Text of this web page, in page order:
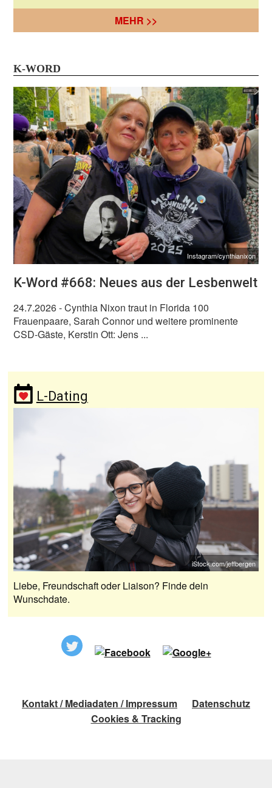
MEHR >>
K-WORD
Instagram/cynthianixon
K-Word #668: Neues aus der Lesbenwelt
24.7.2026- Cynthia Nixon traut in Florida 100
Frauenpaare, Sarah Connor und weitere prominente
CSD-Gäste, Kerstin Ott: Jens ...
L-Dating
iStock.com/jeffbergen
Liebe, Freundschaft oder Liaison? Finde dein
Wunschdate.
Kontakt / Mediadaten / Impressum
Datenschutz
Cookies & Tracking